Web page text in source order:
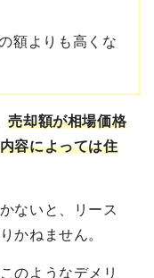
額よりも高くな
売却額が相場価格
容によっては住
ないと、リース
かねません。
のようなデメリ